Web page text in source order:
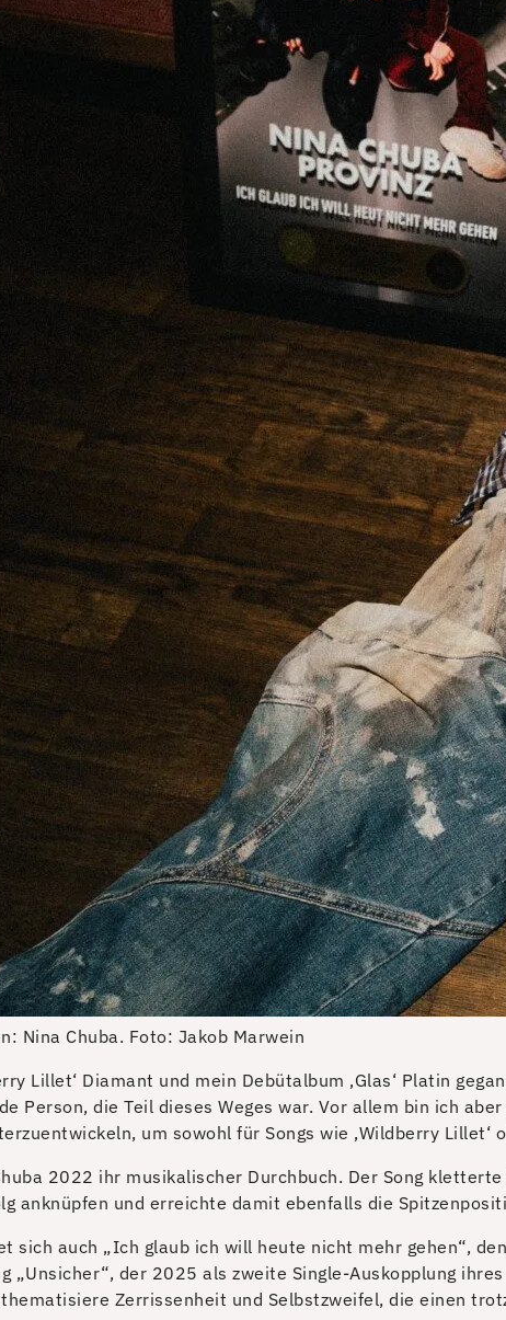
Nina Chuba. Foto: Jakob Marwein
Lillet‘ Diamant und mein Debütalbum ‚Glas‘ Platin
Person, die Teil dieses Weges war. Vor allem bin ich
um sowohl für Songs wie ‚Wildberry Lillet‘
2022 ihr musikalischer Durchbuch. Der Song
anknüpfen und erreichte damit ebenfalls die
sich auch „Ich glaub ich will heute nicht mehr gehen“,
„Unsicher“, der 2025 als zweite Single-Auskopplung
Zerrissenheit und Selbstzweifel, die einen